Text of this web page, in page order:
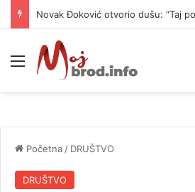
Novak Đoković otvorio dušu: “Taj
Meni
Početna / DRUŠTVO
DRUŠTVO